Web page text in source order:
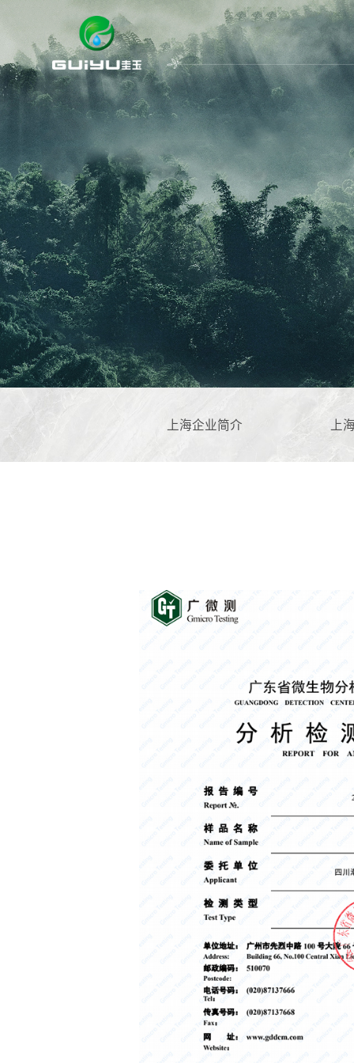
企业主页 上海关于我们
上海企业理念
上海品牌荣誉
上海产品优势
上海返回首页
上海产品中
上海硅晶瓷
上海硅晶彩
上海硅晶釉
上海硅石彩
上海无机干
上海除醛净
上海企业简介 上